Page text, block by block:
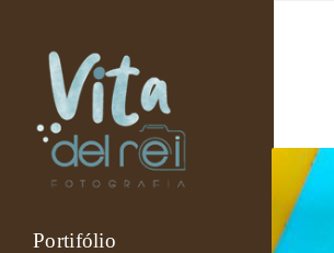
Portifólio